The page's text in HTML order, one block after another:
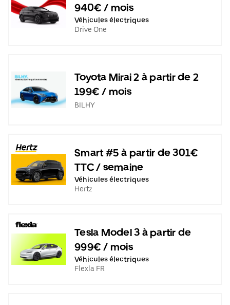
940€ / mois
Véhicules électriques
Drive One
Toyota Mirai 2 à partir de 2
199€ / mois
BILHY
Smart #5 à partir de 301€
TTC / semaine
Véhicules électriques
Hertz
Tesla Model 3 à partir de
999€ / mois
Véhicules électriques
Flexla FR